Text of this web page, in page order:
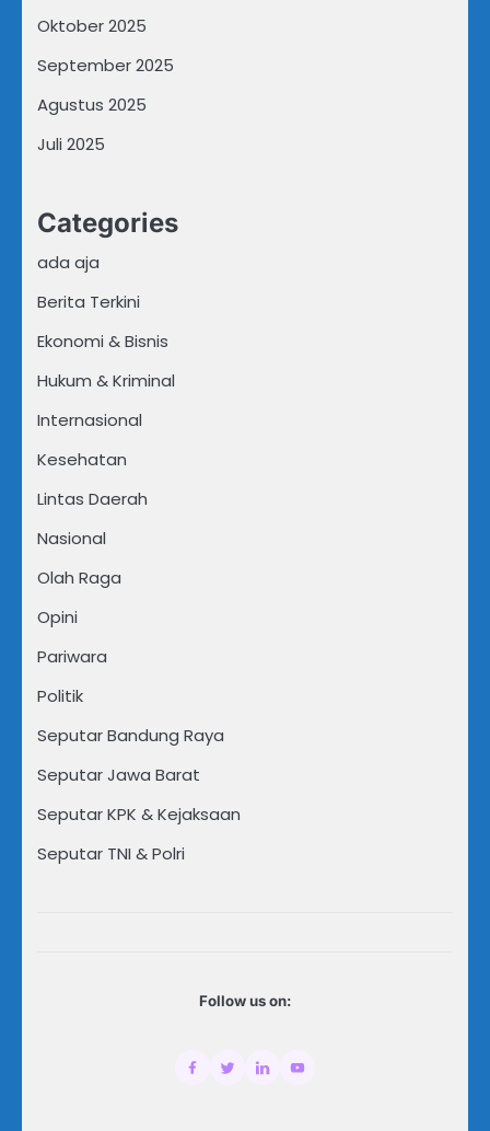
Oktober 2025
September 2025
Agustus 2025
Juli 2025
Categories
ada aja
Berita Terkini
Ekonomi & Bisnis
Hukum & Kriminal
Internasional
Kesehatan
Lintas Daerah
Nasional
Olah Raga
Opini
Pariwara
Politik
Seputar Bandung Raya
Seputar Jawa Barat
Seputar KPK & Kejaksaan
Seputar TNI & Polri
Follow us on: